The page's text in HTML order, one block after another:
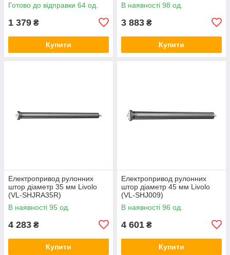
Готово до відправки 64 од.
1 379 ₴
Купити
В наявності 98 од.
3 883 ₴
Купити
Електропривод рулонних
штор діаметр 35 мм Livolo
(VL-SHJRA35R)
В наявності 95 од.
4 283 ₴
Купити
Електропривод рулонних
штор діаметр 45 мм Livolo
(VL-SHJ009)
В наявності 96 од.
4 601 ₴
Купити